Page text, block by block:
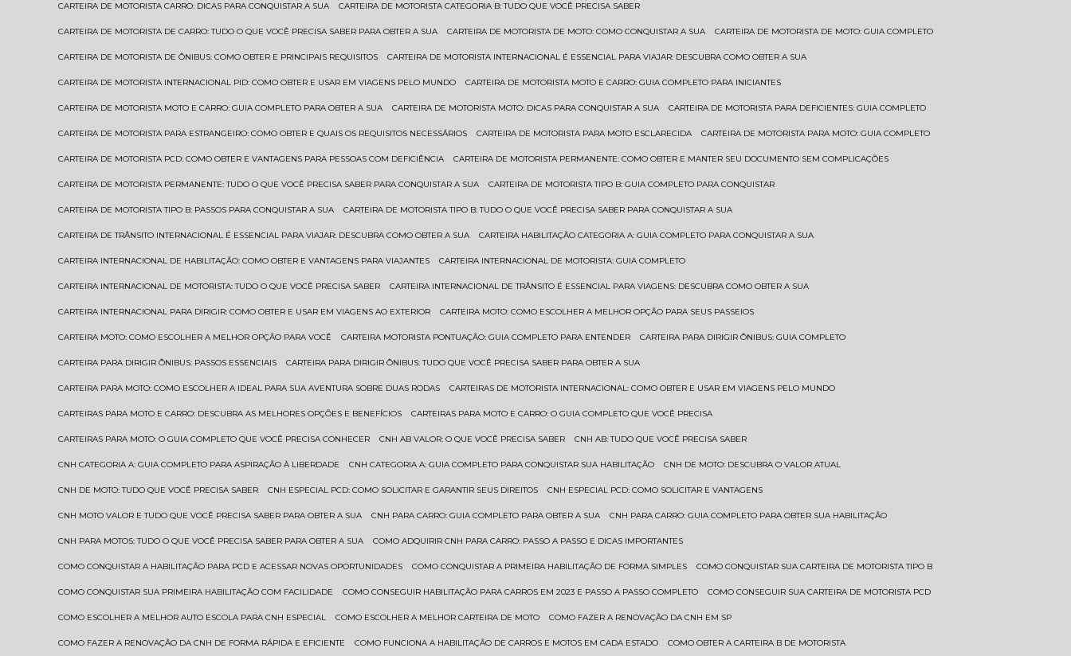
CARTEIRA DE MOTORISTA CARRO: DICAS PARA CONQUISTAR A SUA CARTEIRA DE MOTORISTA CATEGORIA B: TUDO QUE VOCÊ PRECISA SABER
CARTEIRA DE MOTORISTA DE CARRO: TUDO O QUE VOCÊ PRECISA SABER PARA OBTER A SUA CARTEIRA DE MOTORISTA DE MOTO: COMO CONQUISTAR A SUA CARTEIRA DE MOTORISTA DE MOTO: GUIA COMPLETO
CARTEIRA DE MOTORISTA DE ÔNIBUS: COMO OBTER E PRINCIPAIS REQUISITOS CARTEIRA DE MOTORISTA INTERNACIONAL É ESSENCIAL PARA VIAJAR: DESCUBRA COMO OBTER A SUA
CARTEIRA DE MOTORISTA INTERNACIONAL PID: COMO OBTER E USAR EM VIAGENS PELO MUNDO CARTEIRA DE MOTORISTA MOTO E CARRO: GUIA COMPLETO PARA INICIANTES
CARTEIRA DE MOTORISTA MOTO E CARRO: GUIA COMPLETO PARA OBTER A SUA CARTEIRA DE MOTORISTA MOTO: DICAS PARA CONQUISTAR A SUA CARTEIRA DE MOTORISTA PARA DEFICIENTES: GUIA COMPLETO
CARTEIRA DE MOTORISTA PARA ESTRANGEIRO: COMO OBTER E QUAIS OS REQUISITOS NECESSÁRIOS CARTEIRA DE MOTORISTA PARA MOTO ESCLARECIDA CARTEIRA DE MOTORISTA PARA MOTO: GUIA COMPLETO
CARTEIRA DE MOTORISTA PCD: COMO OBTER E VANTAGENS PARA PESSOAS COM DEFICIÊNCIA CARTEIRA DE MOTORISTA PERMANENTE: COMO OBTER E MANTER SEU DOCUMENTO SEM COMPLICAÇÕES
CARTEIRA DE MOTORISTA PERMANENTE: TUDO O QUE VOCÊ PRECISA SABER PARA CONQUISTAR A SUA CARTEIRA DE MOTORISTA TIPO B: GUIA COMPLETO PARA CONQUISTAR
CARTEIRA DE MOTORISTA TIPO B: PASSOS PARA CONQUISTAR A SUA CARTEIRA DE MOTORISTA TIPO B: TUDO O QUE VOCÊ PRECISA SABER PARA CONQUISTAR A SUA
CARTEIRA DE TRÂNSITO INTERNACIONAL É ESSENCIAL PARA VIAJAR: DESCUBRA COMO OBTER A SUA CARTEIRA HABILITAÇÃO CATEGORIA A: GUIA COMPLETO PARA CONQUISTAR A SUA
CARTEIRA INTERNACIONAL DE HABILITAÇÃO: COMO OBTER E VANTAGENS PARA VIAJANTES CARTEIRA INTERNACIONAL DE MOTORISTA: GUIA COMPLETO
CARTEIRA INTERNACIONAL DE MOTORISTA: TUDO O QUE VOCÊ PRECISA SABER CARTEIRA INTERNACIONAL DE TRÂNSITO É ESSENCIAL PARA VIAGENS: DESCUBRA COMO OBTER A SUA
CARTEIRA INTERNACIONAL PARA DIRIGIR: COMO OBTER E USAR EM VIAGENS AO EXTERIOR CARTEIRA MOTO: COMO ESCOLHER A MELHOR OPÇÃO PARA SEUS PASSEIOS
CARTEIRA MOTO: COMO ESCOLHER A MELHOR OPÇÃO PARA VOCÊ CARTEIRA MOTORISTA PONTUAÇÃO: GUIA COMPLETO PARA ENTENDER CARTEIRA PARA DIRIGIR ÔNIBUS: GUIA COMPLETO
CARTEIRA PARA DIRIGIR ÔNIBUS: PASSOS ESSENCIAIS CARTEIRA PARA DIRIGIR ÔNIBUS: TUDO QUE VOCÊ PRECISA SABER PARA OBTER A SUA
CARTEIRA PARA MOTO: COMO ESCOLHER A IDEAL PARA SUA AVENTURA SOBRE DUAS RODAS CARTEIRAS DE MOTORISTA INTERNACIONAL: COMO OBTER E USAR EM VIAGENS PELO MUNDO
CARTEIRAS PARA MOTO E CARRO: DESCUBRA AS MELHORES OPÇÕES E BENEFÍCIOS CARTEIRAS PARA MOTO E CARRO: O GUIA COMPLETO QUE VOCÊ PRECISA
CARTEIRAS PARA MOTO: O GUIA COMPLETO QUE VOCÊ PRECISA CONHECER CNH AB VALOR: O QUE VOCÊ PRECISA SABER CNH AB: TUDO QUE VOCÊ PRECISA SABER
CNH CATEGORIA A: GUIA COMPLETO PARA ASPIRAÇÃO À LIBERDADE CNH CATEGORIA A: GUIA COMPLETO PARA CONQUISTAR SUA HABILITAÇÃO CNH DE MOTO: DESCUBRA O VALOR ATUAL
CNH DE MOTO: TUDO QUE VOCÊ PRECISA SABER CNH ESPECIAL PCD: COMO SOLICITAR E GARANTIR SEUS DIREITOS CNH ESPECIAL PCD: COMO SOLICITAR E VANTAGENS
CNH MOTO VALOR E TUDO QUE VOCÊ PRECISA SABER PARA OBTER A SUA CNH PARA CARRO: GUIA COMPLETO PARA OBTER A SUA CNH PARA CARRO: GUIA COMPLETO PARA OBTER SUA HABILITAÇÃO
CNH PARA MOTOS: TUDO O QUE VOCÊ PRECISA SABER PARA OBTER A SUA COMO ADQUIRIR CNH PARA CARRO: PASSO A PASSO E DICAS IMPORTANTES
COMO CONQUISTAR A HABILITAÇÃO PARA PCD E ACESSAR NOVAS OPORTUNIDADES COMO CONQUISTAR A PRIMEIRA HABILITAÇÃO DE FORMA SIMPLES COMO CONQUISTAR SUA CARTEIRA DE MOTORISTA TIPO B
COMO CONQUISTAR SUA PRIMEIRA HABILITAÇÃO COM FACILIDADE COMO CONSEGUIR HABILITAÇÃO PARA CARROS EM 2023 E PASSO A PASSO COMPLETO COMO CONSEGUIR SUA CARTEIRA DE MOTORISTA PCD
COMO ESCOLHER A MELHOR AUTO ESCOLA PARA CNH ESPECIAL COMO ESCOLHER A MELHOR CARTEIRA DE MOTO COMO FAZER A RENOVAÇÃO DA CNH EM SP
COMO FAZER A RENOVAÇÃO DA CNH DE FORMA RÁPIDA E EFICIENTE COMO FUNCIONA A HABILITAÇÃO DE CARROS E MOTOS EM CADA ESTADO COMO OBTER A CARTEIRA B DE MOTORISTA